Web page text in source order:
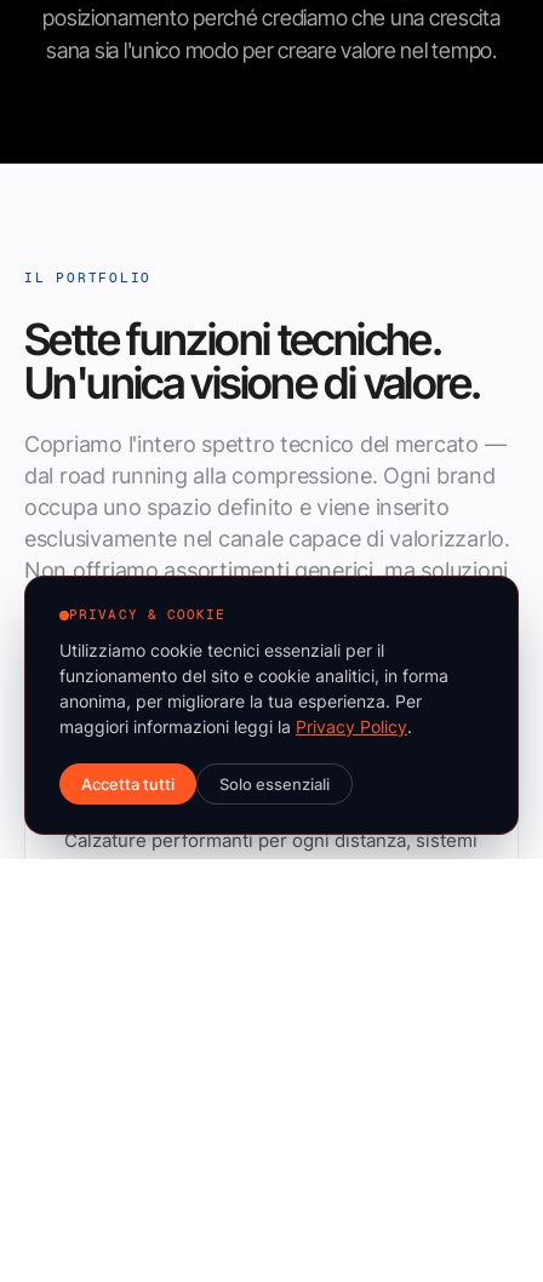
posizionamento perché crediamo che una crescita
sana sia l'unico modo per creare valore nel tempo.
IL PORTFOLIO
Sette funzioni tecniche.
Un'unica visione di valore.
Copriamo l'intero spettro tecnico del mercato —
dal road running alla compressione. Ogni brand
occupa uno spazio definito e viene inserito
esclusivamente nel canale capace di valorizzarlo.
Non offriamo assortimenti generici, ma soluzioni
mirate per partner specializzati.
Road Running
Calzature performanti per ogni distanza, sistemi
di ammortizzazione proprietari e calze tecniche
PRIVACY & COOKIE
Utilizziamo cookie tecnici essenziali per il
funzionamento del sito e cookie analitici, in forma
anonima, per migliorare la tua esperienza. Per
maggiori informazioni leggi la Privacy Policy.
Accetta tutti Solo essenziali